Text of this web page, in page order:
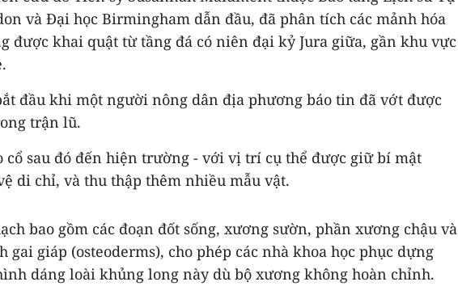
và Đại học Birmingham dẫn đầu, đã phân tích các mảnh hóa
được khai quật từ tầng đá có niên đại kỷ Jura giữa, gần khu vực
đầu khi một người nông dân địa phương báo tin đã vớt được
trận lũ.
cổ sau đó đến hiện trường - với vị trí cụ thể được giữ bí mật
di chỉ, và thu thập thêm nhiều mẫu vật.
bao gồm các đoạn đốt sống, xương sườn, phần xương chậu và
gai giáp (osteoderms), cho phép các nhà khoa học phục dựng
dáng loài khủng long này dù bộ xương không hoàn chỉnh.